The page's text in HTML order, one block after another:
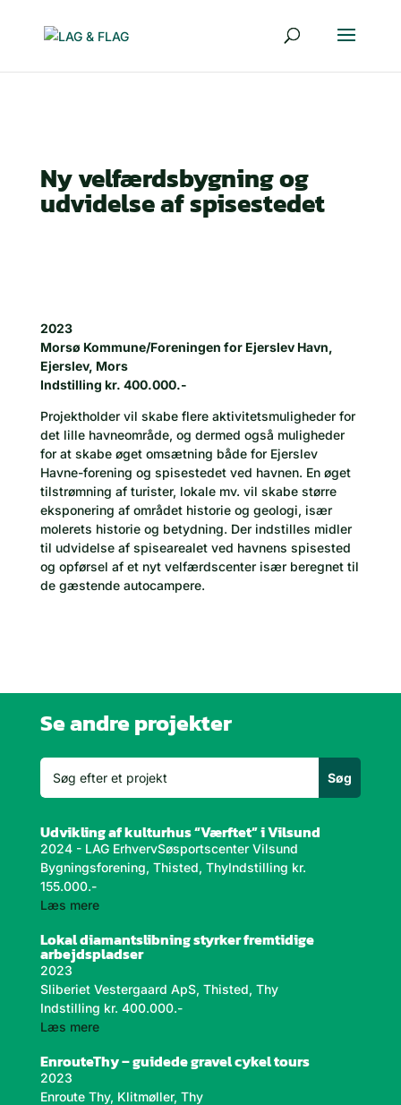
Ny velfærdsbygning og
udvidelse af spisestedet
2023
Morsø Kommune/Foreningen for Ejerslev Havn,
Ejerslev, Mors
Indstilling kr. 400.000.-
Projektholder vil skabe flere aktivitetsmuligheder for
det lille havneområde, og dermed også muligheder
for at skabe øget omsætning både for Ejerslev
Havne-forening og spisestedet ved havnen. En øget
tilstrømning af turister, lokale mv. vil skabe større
eksponering af området historie og geologi, især
molerets historie og betydning. Der indstilles midler
til udvidelse af spisearealet ved havnens spisested
og opførsel af et nyt velfærdscenter især beregnet til
de gæstende autocampere.
Se andre projekter
Udvikling af kulturhus “Værftet” i Vilsund
2024 - LAG ErhvervSøsportscenter Vilsund
Bygningsforening, Thisted, ThyIndstilling kr.
155.000.-
læs mere
Lokal diamantslibning styrker fremtidige
arbejdspladser
2023
Sliberiet Vestergaard ApS, Thisted, Thy
Indstilling kr. 400.000.-
læs mere
EnrouteThy – guidede gravel cykel tours
2023
Enroute Thy, Klitmøller, Thy